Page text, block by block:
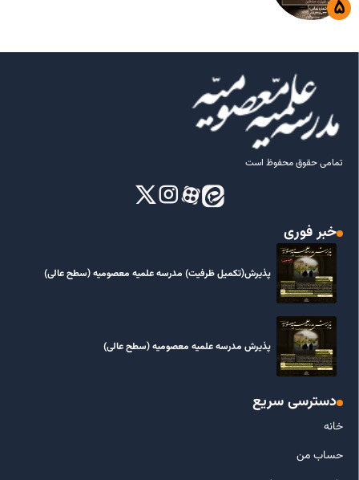
تمامی حقوق محفوظ است
خبر فوری
پذیرش(تکمیل ظرفیت) مدرسه علمیه معصومیه‌ (سطح عالی)
پذیرش مدرسه علمیه معصومیه‌ (سطح عالی)
دسترسی سریع
خانه
حساب من